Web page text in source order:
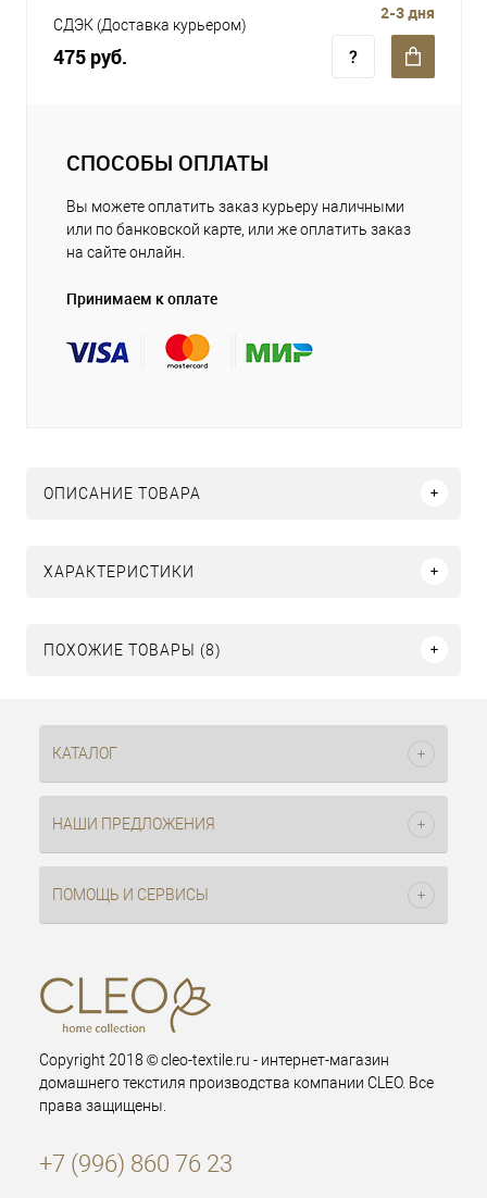
СДЭК (Доставка курьером)
475 руб.
2-3 дня
СПОСОБЫ ОПЛАТЫ
Вы можете оплатить заказ курьеру наличными
или по банковской карте, или же оплатить заказ
на сайте онлайн.
Принимаем к оплате
ОПИСАНИЕ ТОВАРА
ХАРАКТЕРИСТИКИ
ПОХОЖИЕ ТОВАРЫ (8)
КАТАЛОГ
НАШИ ПРЕДЛОЖЕНИЯ
ПОМОЩЬ И СЕРВИСЫ
Copyright 2018 © cleo-textile.ru - интернет-магазин
домашнего текстиля производства компании CLEO. Все
права защищены.
+7 (996) 860 76 23